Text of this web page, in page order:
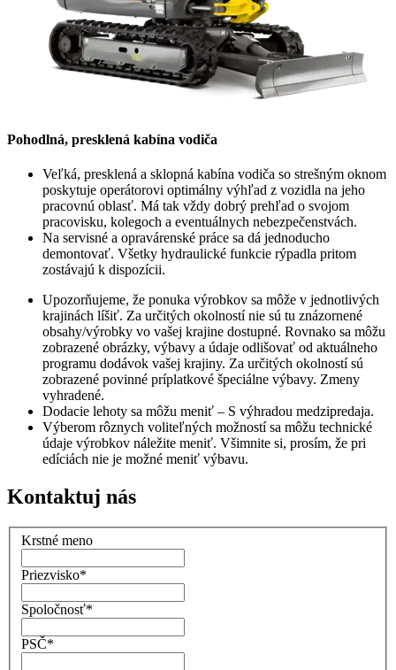
Pohodlná, presklená kabína vodiča
Veľká, presklená a sklopná kabína vodiča so strešným oknom
poskytuje operátorovi optimálny výhľad z vozidla na jeho
pracovnú oblasť. Má tak vždy dobrý prehľad o svojom
pracovisku, kolegoch a eventuálnych nebezpečenstvách.
Na servisné a opravárenské práce sa dá jednoducho
demontovať. Všetky hydraulické funkcie rýpadla pritom
zostávajú k dispozícii.
Upozorňujeme, že ponuka výrobkov sa môže v jednotlivých
krajinách líšiť. Za určitých okolností nie sú tu znázornené
obsahy/výrobky vo vašej krajine dostupné. Rovnako sa môžu
zobrazené obrázky, výbavy a údaje odlišovať od aktuálneho
programu dodávok vašej krajiny. Za určitých okolností sú
zobrazené povinné príplatkové špeciálne výbavy. Zmeny
vyhradené.
Dodacie lehoty sa môžu meniť – S výhradou medzipredaja.
Výberom rôznych voliteľných možností sa môžu technické
údaje výrobkov náležite meniť. Všimnite si, prosím, že pri
edíciách nie je možné meniť výbavu.
Kontaktuj nás
Krstné meno
Priezvisko*
Spoločnosť*
PSČ*